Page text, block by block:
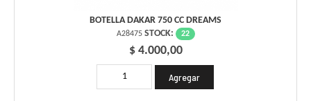
BOTELLA DAKAR 750 CC DREAMS
A28475 STOCK: 22
$ 4.000,00